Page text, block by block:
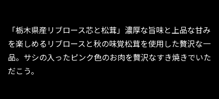
「栃木県産リブロース芯と松茸」濃厚な旨味と上品な甘み
を楽しめるリブロースと秋の味覚松茸を使用した贅沢な一
品。サシの入ったピンク色のお肉を贅沢なすき焼きでいた
だこう。